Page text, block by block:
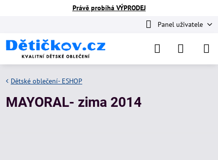
Právě probíhá VÝPRODEJ
Panel uživatele
Dětské oblečení- ESHOP
MAYORAL- zima 2014